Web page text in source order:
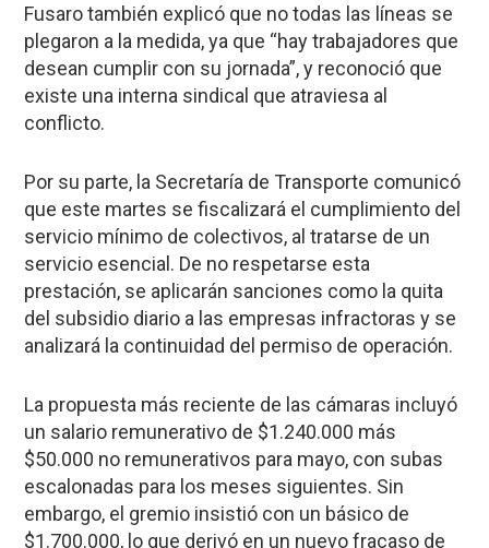
Fusaro también explicó que no todas las líneas se
plegaron a la medida, ya que “hay trabajadores que
desean cumplir con su jornada”, y reconoció que
existe una interna sindical que atraviesa al
conflicto.
Por su parte, la Secretaría de Transporte comunicó
que este martes se fiscalizará el cumplimiento del
servicio mínimo de colectivos, al tratarse de un
servicio esencial. De no respetarse esta
prestación, se aplicarán sanciones como la quita
del subsidio diario a las empresas infractoras y se
analizará la continuidad del permiso de operación.
La propuesta más reciente de las cámaras incluyó
un salario remunerativo de $1.240.000 más
$50.000 no remunerativos para mayo, con subas
escalonadas para los meses siguientes. Sin
embargo, el gremio insistió con un básico de
$1.700.000, lo que derivó en un nuevo fracaso de